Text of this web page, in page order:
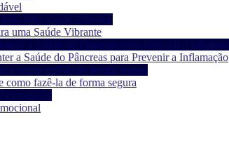
uma Saúde Vibrante
a Saúde do Pâncreas para Prevenir a Inflamação
fazê-la de forma segura